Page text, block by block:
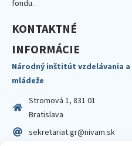
fondu.
KONTAKTNÉ
INFORMÁCIE
Národný inštitút vzdelávania a
mládeže
Stromová 1, 831 01
Bratislava
sekretariat.gr@nivam.sk